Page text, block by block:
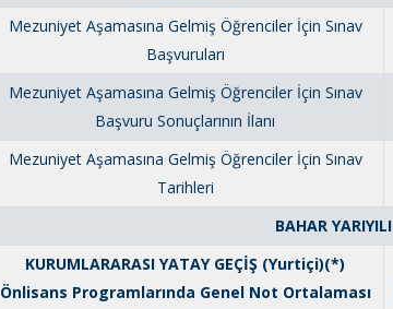
Mezuniyet Aşamasına Gelmiş Öğrenciler İçin Sınav
Başvuruları
Mezuniyet Aşamasına Gelmiş Öğrenciler İçin Sınav
Başvuru Sonuçlarının İlanı
Mezuniyet Aşamasına Gelmiş Öğrenciler İçin Sınav
Tarihleri
BAHAR YARIYILI
KURUMLARARASI YATAY GEÇİŞ (Yurtiçi)(*)
Önlisans Programlarında Genel Not Ortalaması